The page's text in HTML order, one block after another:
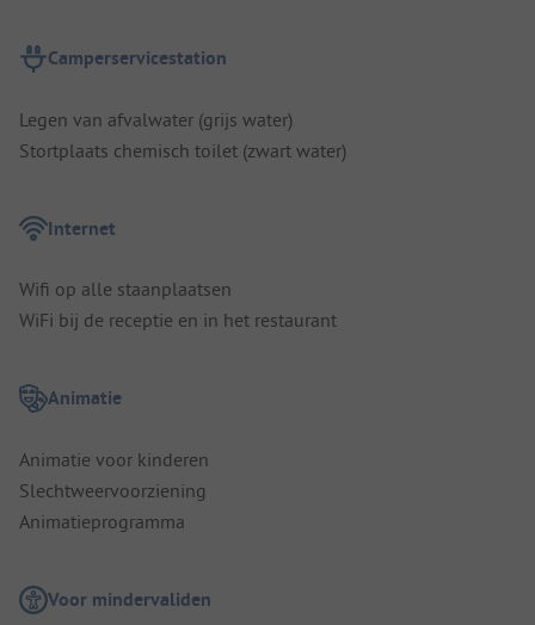
Camperservicestation
Legen van afvalwater (grijs water)
Stortplaats chemisch toilet (zwart water)
Internet
Wifi op alle staanplaatsen
WiFi bij de receptie en in het restaurant
Animatie
Animatie voor kinderen
Slechtweervoorziening
Animatieprogramma
Voor mindervaliden